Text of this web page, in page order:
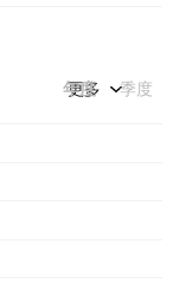
年度 季度
更多